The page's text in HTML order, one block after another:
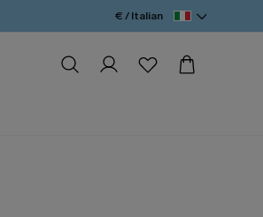
€ / Italian